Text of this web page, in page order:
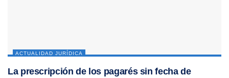
ACTUALIDAD JURÍDICA
La prescripción de los pagarés sin fecha de